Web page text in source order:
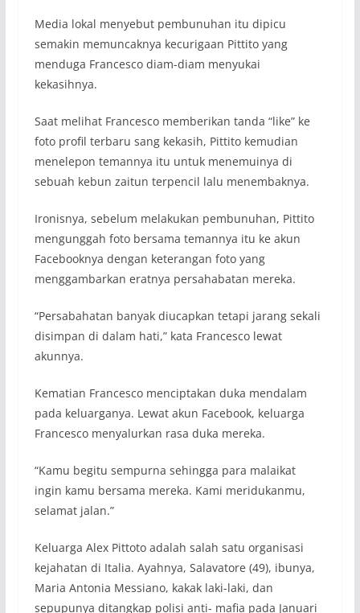
Media lokal menyebut pembunuhan itu dipicu
semakin memuncaknya kecurigaan Pittito yang
menduga Francesco diam-diam menyukai
kekasihnya.
Saat melihat Francesco memberikan tanda “like” ke
foto profil terbaru sang kekasih, Pittito kemudian
menelepon temannya itu untuk menemuinya di
sebuah kebun zaitun terpencil lalu menembaknya.
Ironisnya, sebelum melakukan pembunuhan, Pittito
mengunggah foto bersama temannya itu ke akun
Facebooknya dengan keterangan foto yang
menggambarkan eratnya persahabatan mereka.
“Persabahatan banyak diucapkan tetapi jarang sekali
disimpan di dalam hati,” kata Francesco lewat
akunnya.
Kematian Francesco menciptakan duka mendalam
pada keluarganya. Lewat akun Facebook, keluarga
Francesco menyalurkan rasa duka mereka.
“Kamu begitu sempurna sehingga para malaikat
ingin kamu bersama mereka. Kami meridukanmu,
selamat jalan.”
Keluarga Alex Pittoto adalah salah satu organisasi
kejahatan di Italia. Ayahnya, Salavatore (49), ibunya,
Maria Antonia Messiano, kakak laki-laki, dan
sepupunya ditangkap polisi anti- mafia pada Januari